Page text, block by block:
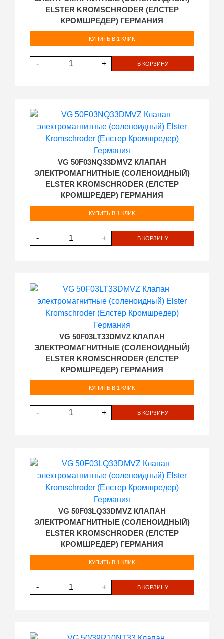
ELSTER KROMSCHRODER (ЕЛСТЕР
КРОМШРЕДЕР) ГЕРМАНИЯ
КУПИТЬ В 1 КЛИК
- + В КОРЗИНУ
VG 50F03NQ33DMVZ КЛАПАН
ЭЛЕКТРОМАГНИТНЫЕ (СОЛЕНОИДНЫЙ)
ELSTER KROMSCHRODER (ЕЛСТЕР
КРОМШРЕДЕР) ГЕРМАНИЯ
КУПИТЬ В 1 КЛИК
- + В КОРЗИНУ
VG 50F03LT33DMVZ КЛАПАН
ЭЛЕКТРОМАГНИТНЫЕ (СОЛЕНОИДНЫЙ)
ELSTER KROMSCHRODER (ЕЛСТЕР
КРОМШРЕДЕР) ГЕРМАНИЯ
КУПИТЬ В 1 КЛИК
- + В КОРЗИНУ
VG 50F03LQ33DMVZ КЛАПАН
ЭЛЕКТРОМАГНИТНЫЕ (СОЛЕНОИДНЫЙ)
ELSTER KROMSCHRODER (ЕЛСТЕР
КРОМШРЕДЕР) ГЕРМАНИЯ
КУПИТЬ В 1 КЛИК
- + В КОРЗИНУ